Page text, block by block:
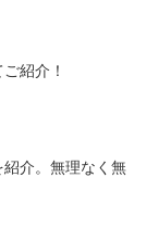
紹介！
介。無理なく無